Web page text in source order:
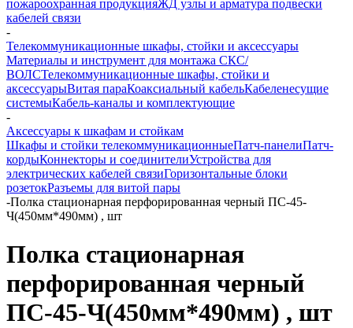
пожароохранная продукцияЖД узлы и арматура подвески
кабелей связи
-
Телекоммуникационные шкафы, стойки и аксессуары
Материалы и инструмент для монтажа СКС/
ВОЛСТелекоммуникационные шкафы, стойки и
аксессуарыВитая параКоаксиальный кабельКабеленесущие
системыКабель-каналы и комплектующие
-
Аксессуары к шкафам и стойкам
Шкафы и стойки телекоммуникационныеПатч-панелиПатч-
кордыКоннекторы и соединителиУстройства для
электрических кабелей связиГоризонтальные блоки
розетокРазъемы для витой пары
-Полка стационарная перфорированная черный ПС-45-
Ч(450мм*490мм) , шт
Полка стационарная
перфорированная черный
ПС-45-Ч(450мм*490мм) , шт